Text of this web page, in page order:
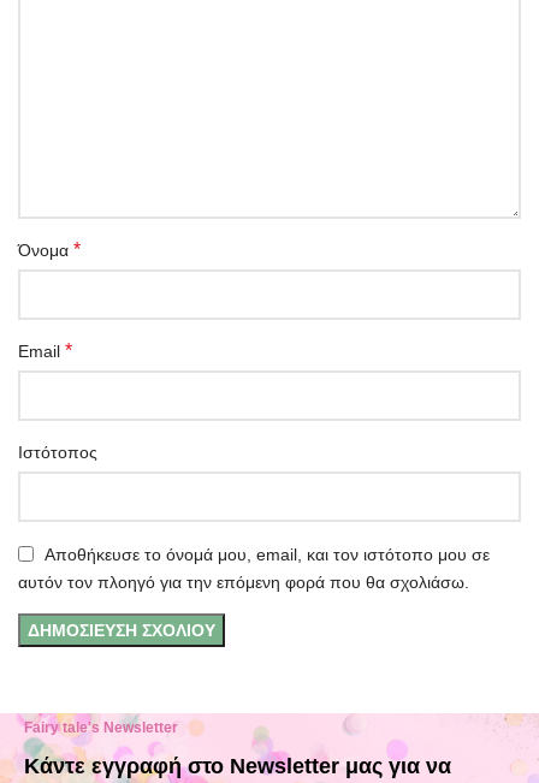
Όνομα *
Email *
Ιστότοπος
Αποθήκευσε το όνομά μου, email, και τον ιστότοπο μου σε
αυτόν τον πλοηγό για την επόμενη φορά που θα σχολιάσω.
Fairy tale's Newsletter
Κάντε εγγραφή στο Newsletter μας για να